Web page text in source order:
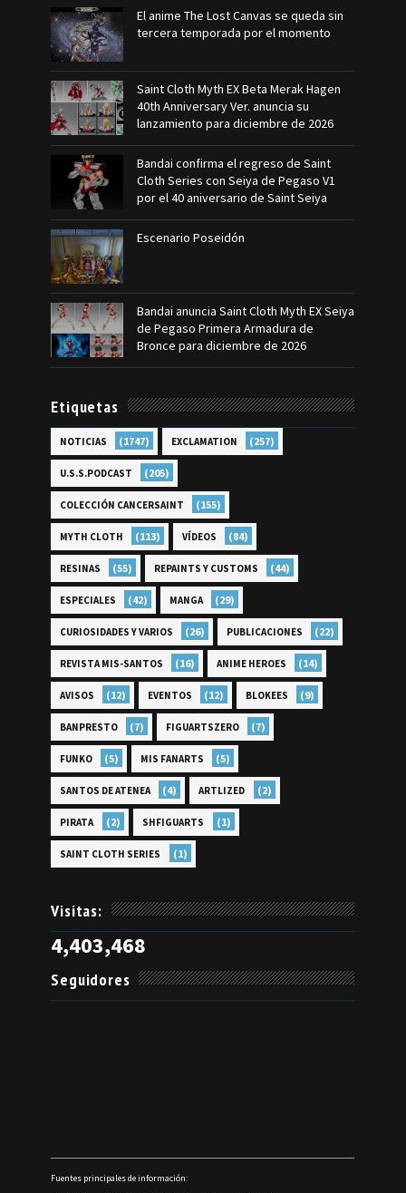
El anime The Lost Canvas se queda sin
tercera temporada por el momento
Saint Cloth Myth EX Beta Merak Hagen
40th Anniversary Ver. anuncia su
lanzamiento para diciembre de 2026
Bandai confirma el regreso de Saint
Cloth Series con Seiya de Pegaso V1
por el 40 aniversario de Saint Seiya
Escenario Poseidón
Bandai anuncia Saint Cloth Myth EX Seiya
de Pegaso Primera Armadura de
Bronce para diciembre de 2026
Etiquetas
NOTICIAS (1747) EXCLAMATION (257)
U.S.S.PODCAST (205)
COLECCIÓN CANCERSAINT (155)
MYTH CLOTH (113) VÍDEOS (84)
RESINAS (55) REPAINTS Y CUSTOMS (44)
ESPECIALES (42) MANGA (29)
CURIOSIDADES Y VARIOS (26) PUBLICACIONES (22)
REVISTA MIS-SANTOS (16) ANIME HEROES (14)
AVISOS (12) EVENTOS (12) BLOKEES (9)
BANPRESTO (7) FIGUARTSZERO (7)
FUNKO (5) MIS FANARTS (5)
SANTOS DE ATENEA (4) ARTLIZED (2)
PIRATA (2) SHFIGUARTS (1)
SAINT CLOTH SERIES (1)
Visitas:
4,403,468
Seguidores
Fuentes principales de información: